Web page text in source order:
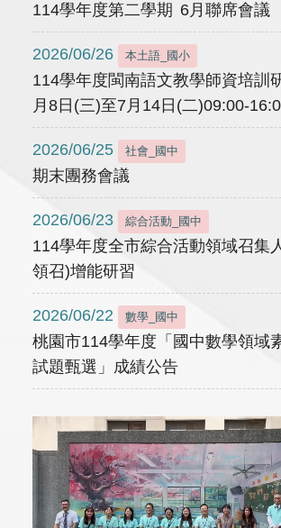
114學年度第二學期 6月聯席會議
2026/06/26 本土語_國小
114學年度閩南語文教學師資培訓
月8日(三)至7月14日(二)09:00-
2026/06/25 社會_國中
期末團務會議
2026/06/23 綜合活動_國中
114學年度全市綜合活動領域召集
領召)增能研習
2026/06/22 數學_國中
桃園市114學年度「國中數學領域
試題甄選」成績公告